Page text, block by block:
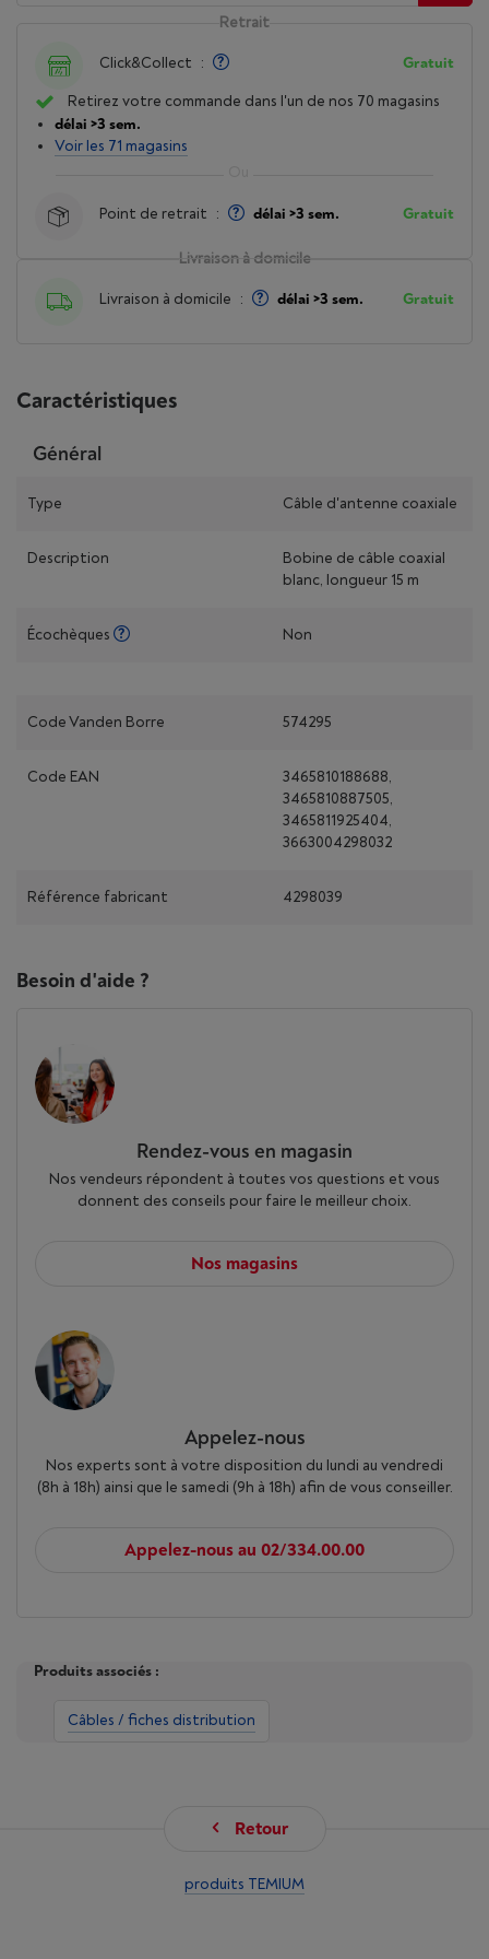
Livraison à domicile
Livraison à domicile : délai >3 sem. Gratuit
Retrait
Click&Collect : Gratuit
Retirez votre commande dans l'un de nos 70 magasins
délai >3 sem.
Voir les 71 magasins
Point de retrait : délai >3 sem. Gratuit
Caractéristiques
Général
Type Câble d'antenne coaxiale
Description
Bobine de câble coaxial
blanc, longueur 15 m
Écochèques Non
Code Vanden Borre 574295
Code EAN
3465810188688,
3465810887505,
3465811925404,
3663004298032
Référence fabricant 4298039
Besoin d'aide ?
Rendez-vous en magasin
Nos vendeurs répondent à toutes vos questions et vous
donnent des conseils pour faire le meilleur choix.
Nos magasins
Appelez-nous
Nos experts sont à votre disposition du lundi au vendredi
(8h à 18h) ainsi que le samedi (9h à 18h) afin de vous conseiller.
Appelez-nous au 02/334.00.00
Produits associés :
Câbles / fiches distribution
Retour
produits TEMIUM